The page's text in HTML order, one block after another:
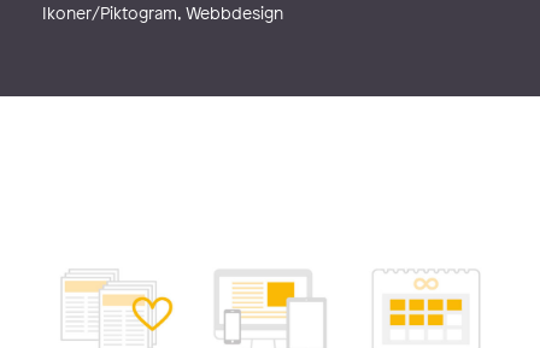
Ikoner/Piktogram, Webbdesign